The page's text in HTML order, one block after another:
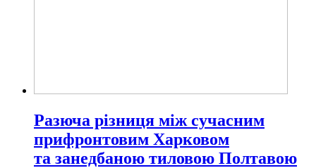
Разюча різниця між сучасним
прифронтовим Харковом
та занедбаною тиловою Полтавою